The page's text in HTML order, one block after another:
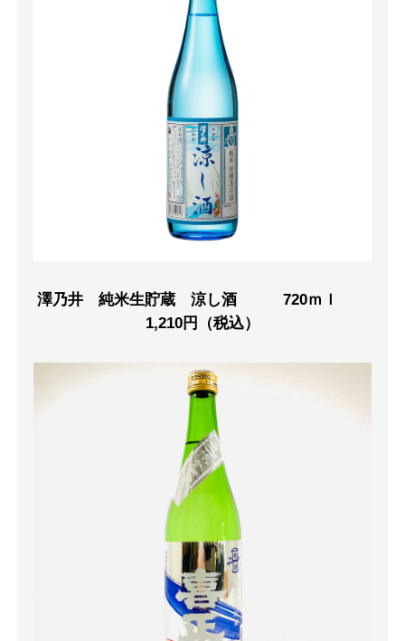
澤乃井 純米生貯蔵 涼し酒 720ｍｌ
1,210円（税込）